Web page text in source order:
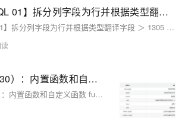
SQL编程【MySQL 01】拆分列字段为行并根据类型翻译字段 ＞ 1305 - FUNCTION x.help_topic_id does not exist 报错问题
SQL编程【MySQL 01】拆分列字段为行并根据类型翻译字段 ＞ 1305 - FUNCTION x.help_topic_id does not exist 报错问题
MySQL数据库（30）：内置函数和自定义函数 function
MySQL数据库（30）：内置函数和自定义函数 function